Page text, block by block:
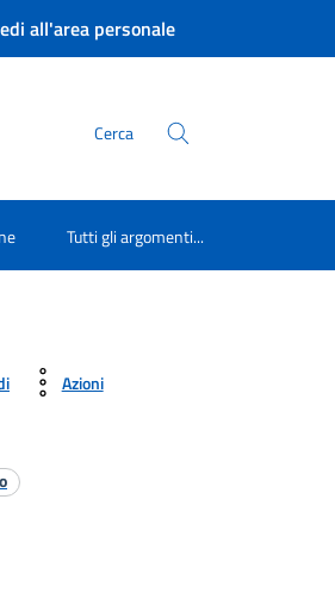
all'area personale
Cerca
Tutti gli argomenti...
Azioni